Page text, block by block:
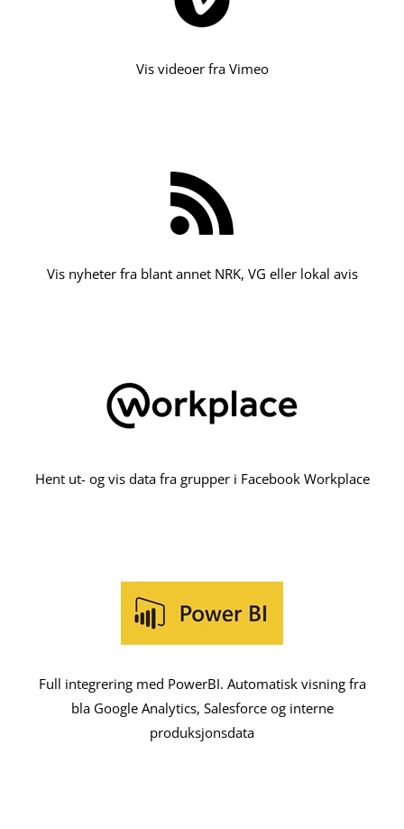
Vis videoer fra Vimeo
Vis nyheter fra blant annet NRK, VG eller lokal avis
Hent ut- og vis data fra grupper i Facebook Workplace
Full integrering med PowerBI. Automatisk visning fra
bla Google Analytics, Salesforce og interne
produksjonsdata